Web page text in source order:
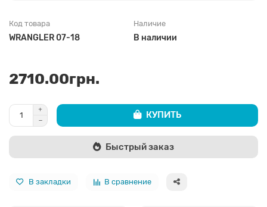
Код товара
WRANGLER 07-18
Наличие
В наличии
2710.00грн.
КУПИТЬ
Быстрый заказ
В закладки В сравнение